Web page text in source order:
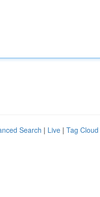
Search | Live | Tag Cloud